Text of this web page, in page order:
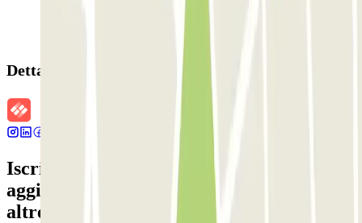
Dettagli della prenotazione
Iscriviti alla nostra Newsletter e rimani
aggiornato su sconti, concorsi e tante
altre sorprese.